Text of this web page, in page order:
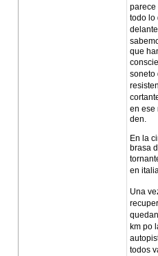
parece
todo lo
que
soneto
en ese
den.
En la
brasa
en
Una
km po
todos